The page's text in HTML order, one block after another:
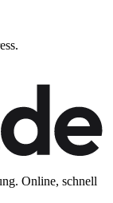
Online, schnell